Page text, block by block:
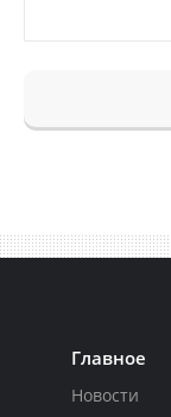
Главное
Новости